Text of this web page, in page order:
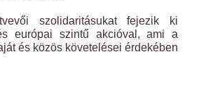
szolidaritásukat fejezik ki
európai szintű akcióval, ami a
és közös követelései érdekében